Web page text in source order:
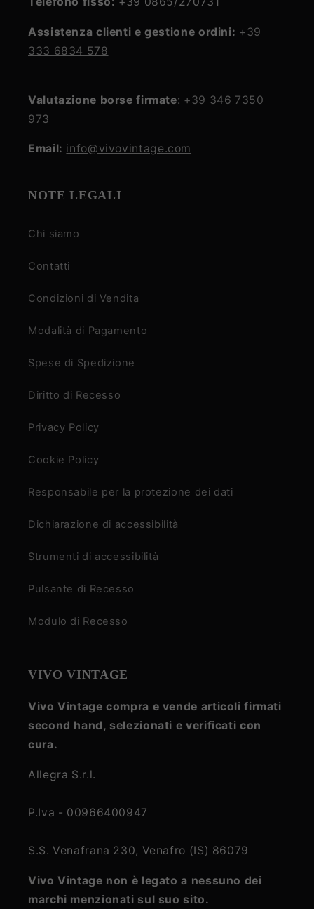
Assistenza clienti e gestione ordini: +39
333 6834 578
Valutazione borse firmate: +39 346 7350
973
Email: info@vivovintage.com
NOTE LEGALI
Chi siamo
Contatti
Condizioni di Vendita
Modalità di Pagamento
Spese di Spedizione
Diritto di Recesso
Privacy Policy
Cookie Policy
Responsabile per la protezione dei dati
Dichiarazione di accessibilità
Strumenti di accessibilità
Pulsante di Recesso
Modulo di Recesso
VIVO VINTAGE
Vivo Vintage compra e vende articoli firmati
second hand, selezionati e verificati con
cura.
Allegra S.r.l.
P.Iva - 00966400947
S.S. Venafrana 230, Venafro (IS) 86079
Vivo Vintage non è legato a nessuno dei
marchi menzionati sul suo sito.